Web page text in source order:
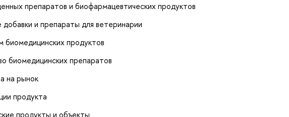
препаратов и биофармацевтических продуктов
добавки и препараты для ветеринарии
продуктов
биомедицинских препаратов
на рынок
продукта
продукты и объекты